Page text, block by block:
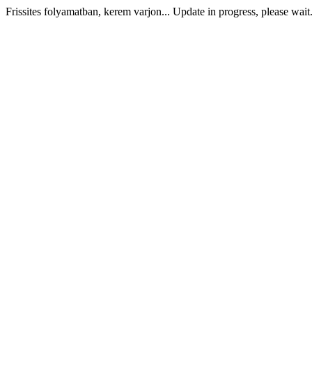
Frissites folyamatban, kerem varjon... Update in progress, please